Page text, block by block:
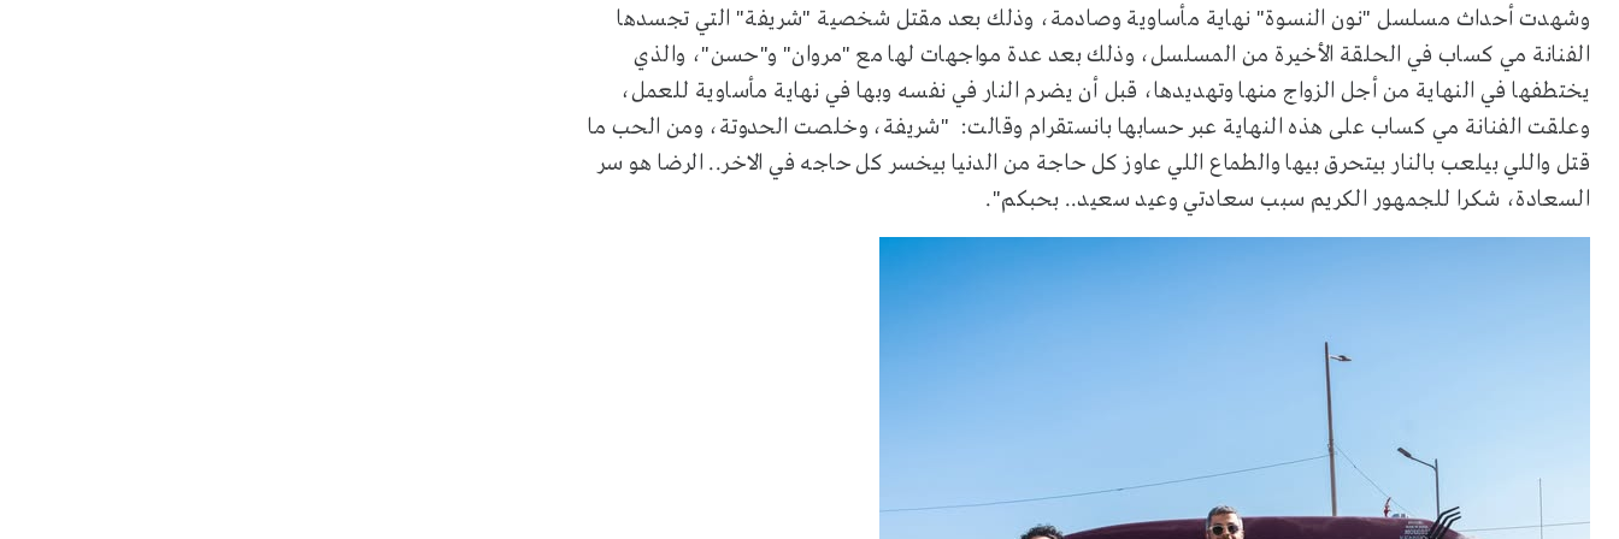
وشهدت أحداث مسلسل "نون النسوة" نهاية مأساوية وصادمة، وذلك بعد مقتل شخصية "شريفة" التي تجسدها
الفنانة مي كساب في الحلقة الأخيرة من المسلسل، وذلك بعد عدة مواجهات لها مع "مروان" و"حسن"، والذي
يختطفها في النهاية من أجل الزواج منها وتهديدها، قبل أن يضرم النار في نفسه وبها في نهاية مأساوية للعمل،
وعلقت الفنانة مي كساب على هذه النهاية عبر حسابها بانستقرام وقالت: "شريفة، وخلصت الحدوتة، ومن الحب ما
قتل واللي بيلعب بالنار بيتحرق بيها والطماع اللي عاوز كل حاجة من الدنيا بيخسر كل حاجه في الاخر.. الرضا هو سر
السعادة، شكرا للجمهور الكريم سبب سعادتي وعيد سعيد.. بحبكم".